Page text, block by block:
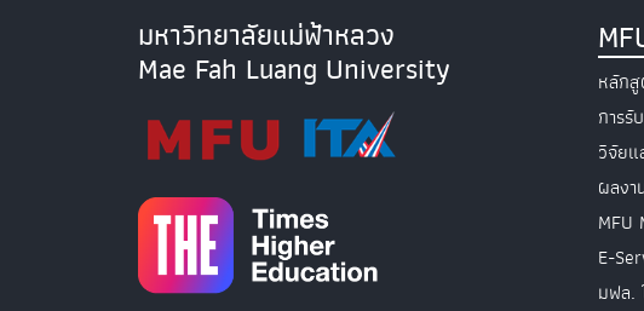
มหาวิทยาลัยแม่ฟ้าหลวง
Mae Fah Luang University
หลัก
การรั
วิจัยแ
ผลง
MFU
E-
มฟล.